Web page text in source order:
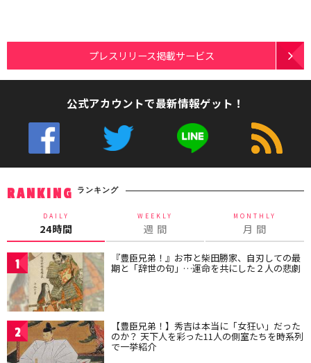
プレスリリース掲載サービス
公式アカウントで最新情報ゲット！
RANKING ランキング
DAILY
24時間
WEEKLY
週 間
MONTHLY
月 間
1 『豊臣兄弟！』お市と柴田勝家、自刃しての最
期と「辞世の句」…運命を共にした２人の悲劇
2 【豊臣兄弟！】秀吉は本当に「女狂い」だった
のか？ 天下人を彩った11人の側室たちを時系列
で一挙紹介